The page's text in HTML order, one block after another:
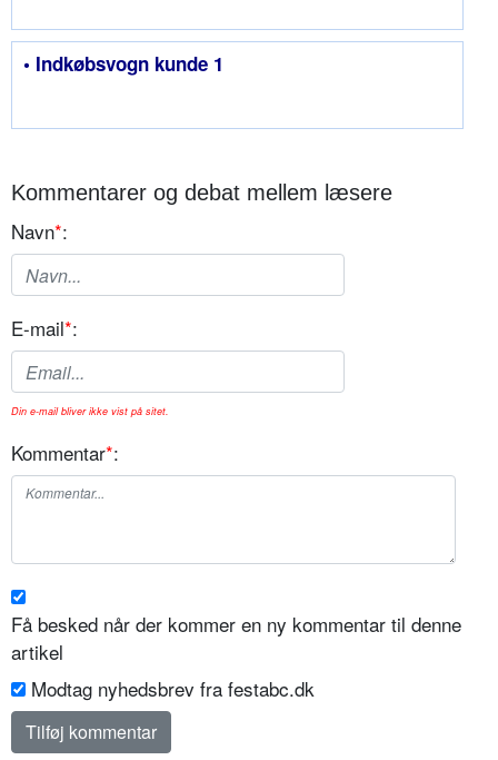
• Indkøbsvogn kunde 1
Kommentarer og debat mellem læsere
Navn*:
E-mail*:
Din e-mail bliver ikke vist på sitet.
Kommentar*:
Få besked når der kommer en ny kommentar til denne
artikel
Modtag nyhedsbrev fra festabc.dk